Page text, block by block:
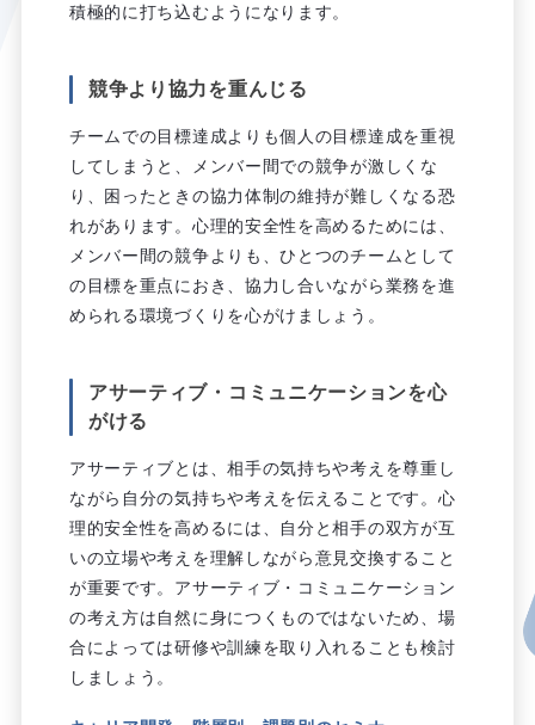
積極的に打ち込むようになります。
競争より協力を重んじる
チームでの目標達成よりも個人の目標達成を重視
してしまうと、メンバー間での競争が激しくな
り、困ったときの協力体制の維持が難しくなる恐
れがあります。心理的安全性を高めるためには、
メンバー間の競争よりも、ひとつのチームとして
の目標を重点におき、協力し合いながら業務を進
められる環境づくりを心がけましょう。
アサーティブ・コミュニケーションを心
がける
アサーティブとは、相手の気持ちや考えを尊重し
ながら自分の気持ちや考えを伝えることです。心
理的安全性を高めるには、自分と相手の双方が互
いの立場や考えを理解しながら意見交換すること
が重要です。アサーティブ・コミュニケーション
の考え方は自然に身につくものではないため、場
合によっては研修や訓練を取り入れることも検討
しましょう。